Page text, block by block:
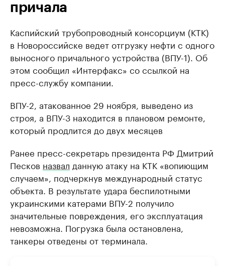
причала
Каспийский трубопроводный консорциум (КТК)
в Новороссийске ведет отгрузку нефти с одного
выносного причального устройства (ВПУ-1). Об
этом сообщил «Интерфакс» со ссылкой на
пресс-службу компании.
ВПУ-2, атакованное 29 ноября, выведено из
строя, а ВПУ-3 находится в плановом ремонте,
который продлится до двух месяцев
Ранее пресс-секретарь президента РФ Дмитрий
Песков назвал данную атаку на КТК «вопиющим
случаем», подчеркнув международный статус
объекта. В результате удара беспилотными
украинскими катерами ВПУ-2 получило
значительные повреждения, его эксплуатация
невозможна. Погрузка была остановлена,
танкеры отведены от терминала.